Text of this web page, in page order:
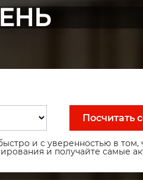
Посчитать
и с уверенностью в том,
и получайте самые